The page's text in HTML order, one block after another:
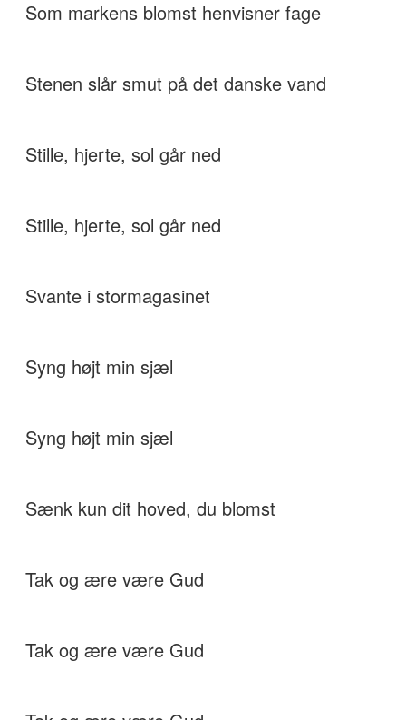
Som markens blomst henvisner fage
Stenen slår smut på det danske vand
Stille, hjerte, sol går ned
Stille, hjerte, sol går ned
Svante i stormagasinet
Syng højt min sjæl
Syng højt min sjæl
Sænk kun dit hoved, du blomst
Tak og ære være Gud
Tak og ære være Gud